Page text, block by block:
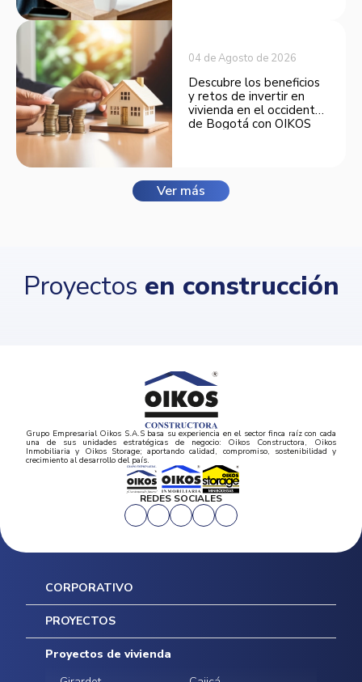
04 de Agosto de 2026
Descubre los beneficios
y retos de invertir en
vivienda en el occidente
de Bogotá con OIKOS
Ver más
Proyectos en construcción
Grupo Empresarial Oikos S.A.S basa su experiencia en el sector finca raíz con cada
una de sus unidades estratégicas de negocio: Oikos Constructora, Oikos
Inmobiliaria y Oikos Storage; aportando calidad, compromiso, sostenibilidad y
crecimiento al desarrollo del país.
REDES SOCIALES
CORPORATIVO
Inicio
Postventas
Contratación Directa
Noticias
PROYECTOS
Proyectos de vivienda